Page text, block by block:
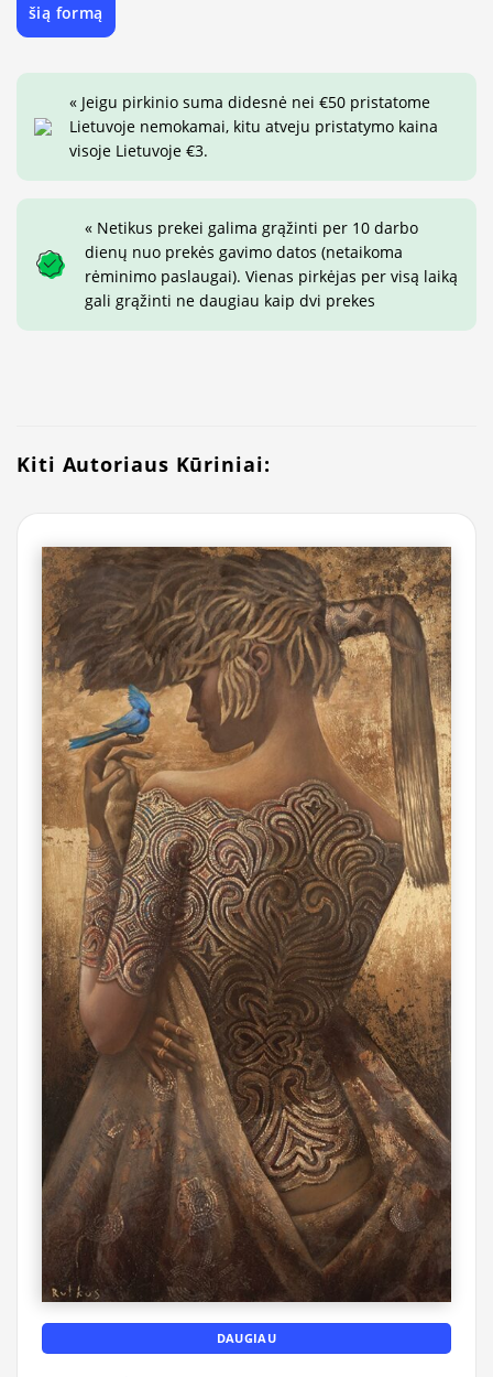
šią formą
« Jeigu pirkinio suma didesnė nei €50 pristatome
Lietuvoje nemokamai, kitu atveju pristatymo kaina
visoje Lietuvoje €3.
« Netikus prekei galima grąžinti per 10 darbo
dienų nuo prekės gavimo datos (netaikoma
rėminimo paslaugai). Vienas pirkėjas per visą laiką
gali grąžinti ne daugiau kaip dvi prekes
Kiti Autoriaus Kūriniai:
DAUGIAU